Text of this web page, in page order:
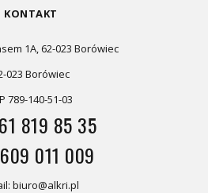
KONTAKT
1A, 62-023 Borówiec
023 Borówiec
789-140-51-03
819 85 35
011 009
biuro@alkri.pl